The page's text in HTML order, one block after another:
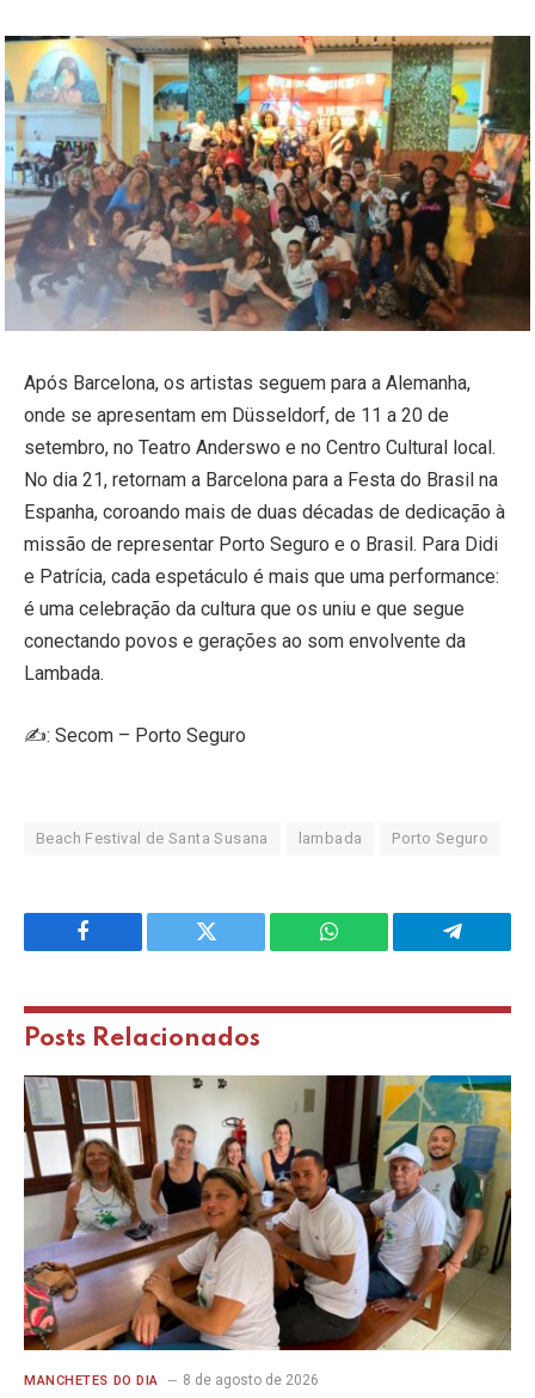
Após Barcelona, os artistas seguem para a Alemanha,
onde se apresentam em Düsseldorf, de 11 a 20 de
setembro, no Teatro Anderswo e no Centro Cultural local.
No dia 21, retornam a Barcelona para a Festa do Brasil na
Espanha, coroando mais de duas décadas de dedicação à
missão de representar Porto Seguro e o Brasil. Para Didi
e Patrícia, cada espetáculo é mais que uma performance:
é uma celebração da cultura que os uniu e que segue
conectando povos e gerações ao som envolvente da
Lambada.
✍️: Secom – Porto Seguro
Beach Festival de Santa Susana lambada Porto Seguro
Facebook Twitter WhatsApp Telegram
Posts Relacionados
MANCHETES DO DIA 8 de agosto de 2026